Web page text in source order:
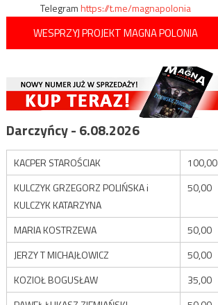
Telegramhttps://t.me/magnapolonia
WESPRZYJ PROJEKT MAGNA POLONIA
Darczyńcy - 6.08.2026
KACPER STAROŚCIAK
100,00
KULCZYK GRZEGORZ POLIŃSKA i
KULCZYK KATARZYNA
50,00
MARIA KOSTRZEWA
50,00
JERZY T MICHAJŁOWICZ
50,00
KOZIOŁ BOGUSŁAW
35,00